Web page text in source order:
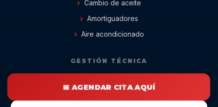
Cambio de aceite
Amortiguadores
Aire acondicionado
GESTIÓN TÉCNICA
📅 AGENDAR CITA AQUÍ